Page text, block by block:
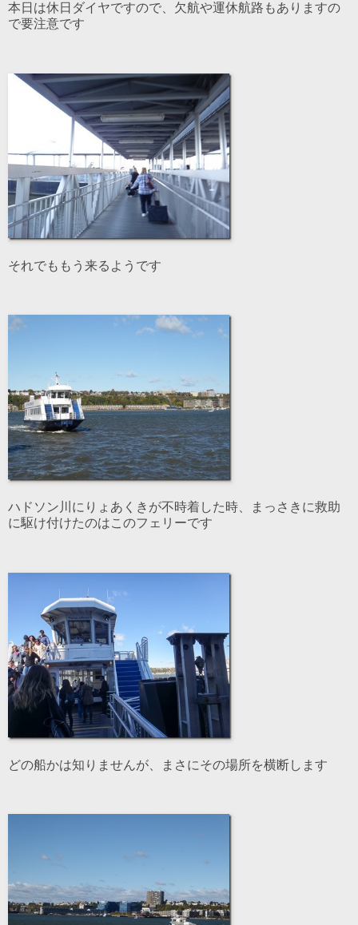
本日は休日ダイヤですので、欠航や運休航路もありますの
で要注意です
それでももう来るようです
ハドソン川にりょあくきが不時着した時、まっさきに救助
に駆け付けたのはこのフェリーです
どの船かは知りませんが、まさにその場所を横断します